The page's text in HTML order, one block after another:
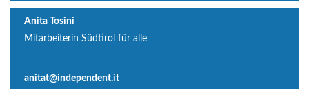
Anita Tosini
Mitarbeiterin Südtirol für alle
anitat@independent.it